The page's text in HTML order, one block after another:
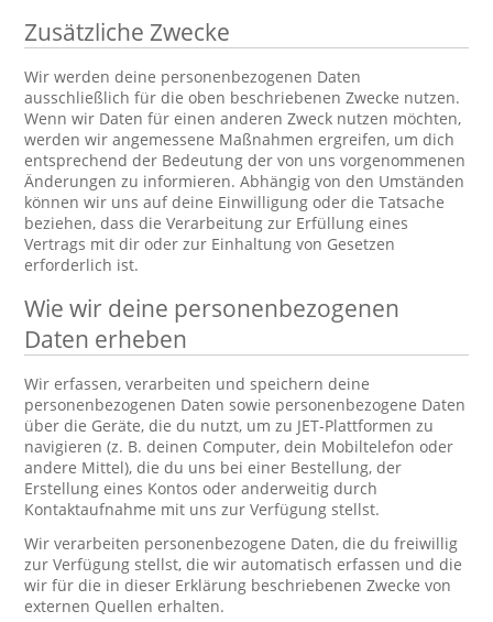
Zusätzliche Zwecke
Wir werden deine personenbezogenen Daten
ausschließlich für die oben beschriebenen Zwecke nutzen.
Wenn wir Daten für einen anderen Zweck nutzen möchten,
werden wir angemessene Maßnahmen ergreifen, um dich
entsprechend der Bedeutung der von uns vorgenommenen
Änderungen zu informieren. Abhängig von den Umständen
können wir uns auf deine Einwilligung oder die Tatsache
beziehen, dass die Verarbeitung zur Erfüllung eines
Vertrags mit dir oder zur Einhaltung von Gesetzen
erforderlich ist.
Wie wir deine personenbezogenen
Daten erheben
Wir erfassen, verarbeiten und speichern deine
personenbezogenen Daten sowie personenbezogene Daten
über die Geräte, die du nutzt, um zu JET-Plattformen zu
navigieren (z. B. deinen Computer, dein Mobiltelefon oder
andere Mittel), die du uns bei einer Bestellung, der
Erstellung eines Kontos oder anderweitig durch
Kontaktaufnahme mit uns zur Verfügung stellst.
Wir verarbeiten personenbezogene Daten, die du freiwillig
zur Verfügung stellst, die wir automatisch erfassen und die
wir für die in dieser Erklärung beschriebenen Zwecke von
externen Quellen erhalten.